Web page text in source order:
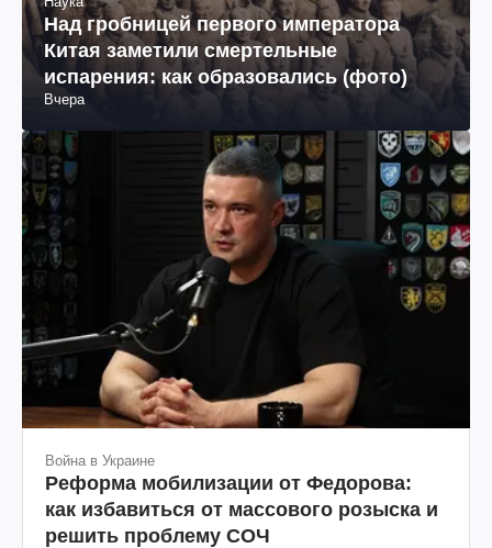
Над гробницей первого императора
Китая заметили смертельные
испарения: как образовались (фото)
Вчера
Война в Украине
Реформа мобилизации от Федорова:
как избавиться от массового розыска и
решить проблему СОЧ